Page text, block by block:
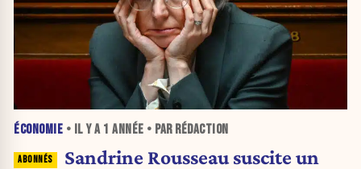
ÉCONOMIE • IL Y A 1 ANNÉE • PAR RÉDACTION
Sandrine Rousseau suscite un